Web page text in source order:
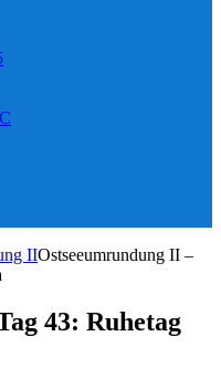
IIOstseeumrundung II –
43: Ruhetag